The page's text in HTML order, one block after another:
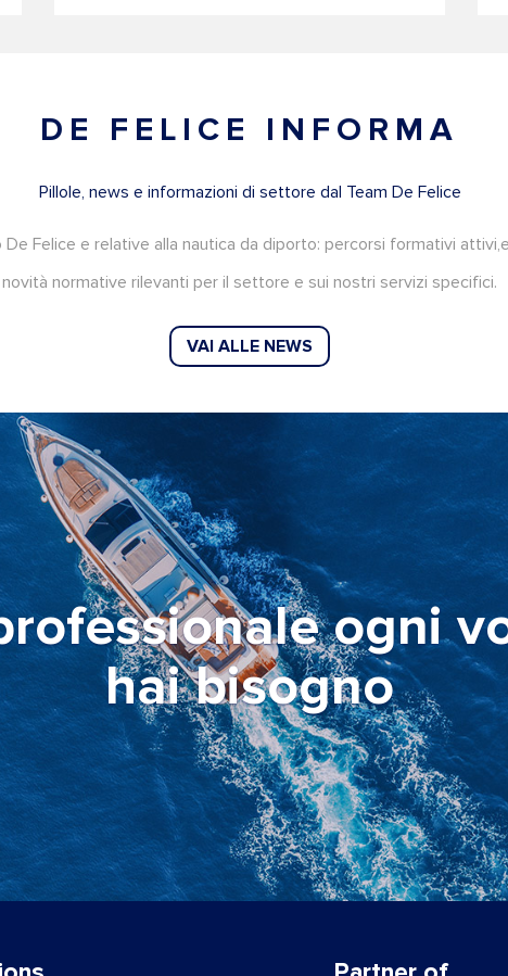
DE FELICE INFORMA
Pillole, news e informazioni di settore dal Team De Felice
Felice e relative alla nautica da diporto: percorsi formativi
novità normative rilevanti per il settore e sui nostri servizi specifici.
VAI ALLE NEWS
ogni
hai bisogno